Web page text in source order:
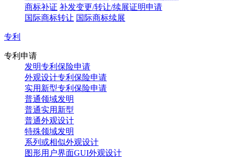
商标补证 补发变更/转让/续展证明申请
国际商标转让 国际商标续展
专利
专利申请
发明专利保险申请
外观设计专利保险申请
实用新型专利保险申请
普通领域发明
普通实用新型
普通外观设计
特殊领域发明
系列或相似外观设计
图形用户界面GUI外观设计